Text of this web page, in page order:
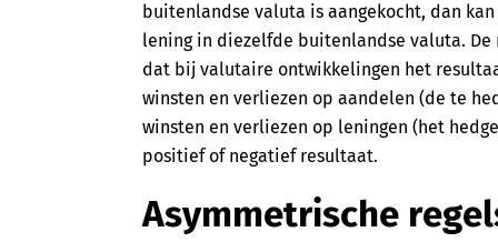
buitenlandse valuta is aangekocht, dan
lening in diezelfde buitenlandse valuta. De
dat bij valutaire ontwikkelingen het
winsten en verliezen op aandelen (de te
winsten en verliezen op leningen (het
positief of negatief resultaat.
Asymmetrische